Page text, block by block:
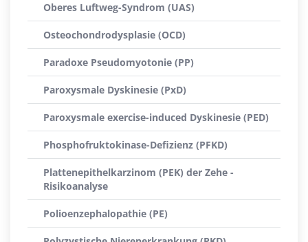
Oberes Luftweg-Syndrom (UAS)
Osteochondrodysplasie (OCD)
Paradoxe Pseudomyotonie (PP)
Paroxysmale Dyskinesie (PxD)
Paroxysmale exercise-induced Dyskinesie (PED)
Phosphofruktokinase-Defizienz (PFKD)
Plattenepithelkarzinom (PEK) der Zehe -
Risikoanalyse
Polioenzephalopathie (PE)